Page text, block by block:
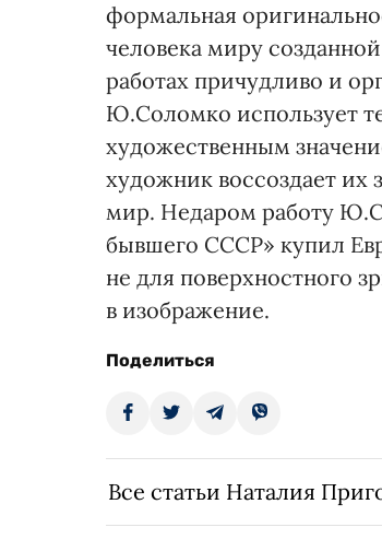
формальная
человека миру
работах причудливо и
Ю.Соломко использует
художественным
художник воссоздает их
мир. Недаром работу
бывшего СССР» купил
не для поверхностного
в изображение.
Поделиться
Все статьи Наталия